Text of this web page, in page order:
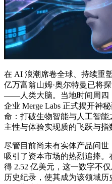
在 AI 浪潮席卷全球、持续重
亿万富翁山姆·奥尔特曼已将
——人类大脑。当地时间周四
企业 Merge Labs 正式揭开神
命：打破生物智能与人工智
主性与体验实现质的飞跃与指
尽管目前尚未有实体产品问世
吸引了资本市场的热烈追捧
得 2.52 亿美元，这一数字不
历史纪录，使其成为该领域